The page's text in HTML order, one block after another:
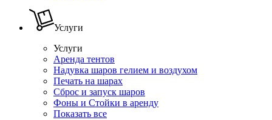
Услуги
Услуги
Аренда тентов
Надувка шаров гелием и воздухом
Печать на шарах
Сброс и запуск шаров
Фоны и Стойки в аренду
Показать все